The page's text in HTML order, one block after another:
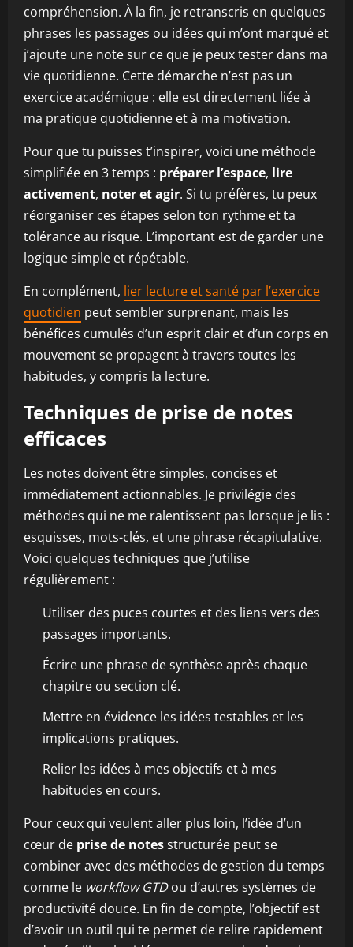
compréhension. À la fin, je retranscris en quelques
phrases les passages ou idées qui m’ont marqué et
j’ajoute une note sur ce que je peux tester dans ma
vie quotidienne. Cette démarche n’est pas un
exercice académique : elle est directement liée à
ma pratique quotidienne et à ma motivation.
Pour que tu puisses t’inspirer, voici une méthode
simplifiée en 3 temps : préparer l’espace, lire
activement, noter et agir. Si tu préfères, tu peux
réorganiser ces étapes selon ton rythme et ta
tolérance au risque. L’important est de garder une
logique simple et répétable.
En complément, lier lecture et santé par l’exercice
quotidien peut sembler surprenant, mais les
bénéfices cumulés d’un esprit clair et d’un corps en
mouvement se propagent à travers toutes les
habitudes, y compris la lecture.
Techniques de prise de notes
efficaces
Les notes doivent être simples, concises et
immédiatement actionnables. Je privilégie des
méthodes qui ne me ralentissent pas lorsque je lis :
esquisses, mots-clés, et une phrase récapitulative.
Voici quelques techniques que j’utilise
régulièrement :
Utiliser des puces courtes et des liens vers des
passages importants.
Écrire une phrase de synthèse après chaque
chapitre ou section clé.
Mettre en évidence les idées testables et les
implications pratiques.
Relier les idées à mes objectifs et à mes
habitudes en cours.
Pour ceux qui veulent aller plus loin, l’idée d’un
cœur de prise de notesstructurée peut se
combiner avec des méthodes de gestion du temps
comme le workflow GTDou d’autres systèmes de
productivité douce. En fin de compte, l’objectif est
d’avoir un outil qui te permet de relire rapidement